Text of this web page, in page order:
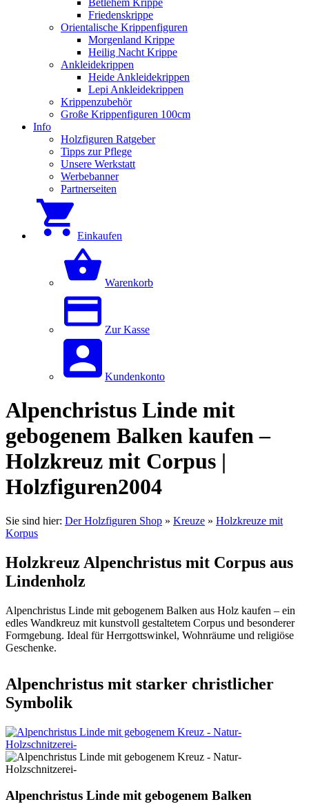
Betlehem Krippe
Friedenskrippe
Orientalische Krippenfiguren
Morgenland Krippe
Heilig Nacht Krippe
Ankleidekrippen
Heide Ankleidekrippen
Lepi Ankleidekrippen
Krippenzubehör
Große Krippenfiguren 100cm
Info
Holzfiguren Ratgeber
Tipps zur Pflege
Unsere Werkstatt
Werbebanner
Partnerseiten
Einkaufen
Warenkorb
Zur Kasse
Kundenkonto
Alpenchristus Linde mit
gebogenem Balken kaufen –
Holzkreuz mit Corpus |
Holzfiguren2004
Sie sind hier: Der Holzfiguren Shop » Kreuze » Holzkreuze mit
Korpus
Holzkreuz Alpenchristus mit Corpus aus
Lindenholz
Alpenchristus Linde mit gebogenem Balken aus Holz kaufen – ein
edles Wandkreuz mit kunstvoll gestaltetem Corpus und besonderer
Formgebung. Ideal für Herrgottswinkel, Wohnräume und religiöse
Geschenke.
Alpenchristus mit starker christlicher
Symbolik
Alpenchristus Linde mit gebogenem Balken